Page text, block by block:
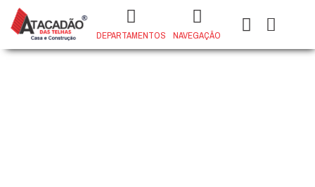
DEPARTAMENTOS NAVEGAÇÃO